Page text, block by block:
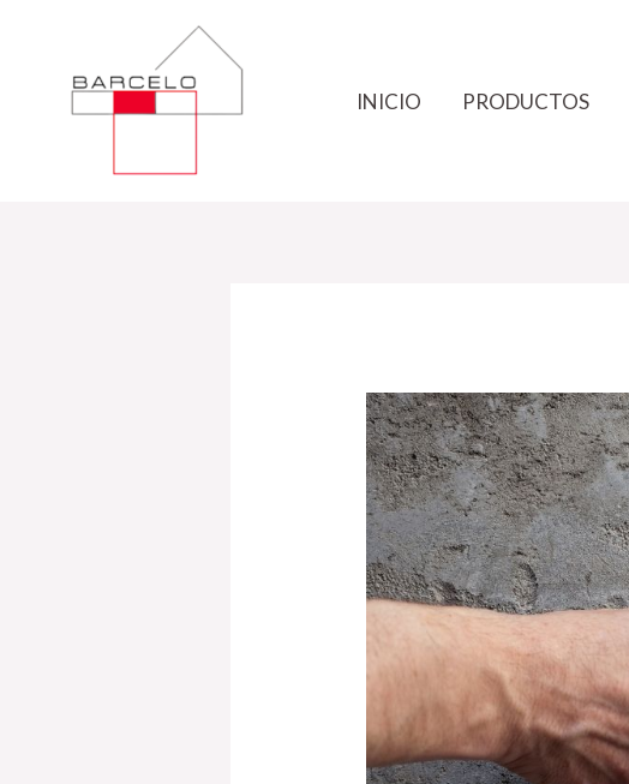
contenido
INICIO PRODUCTOS